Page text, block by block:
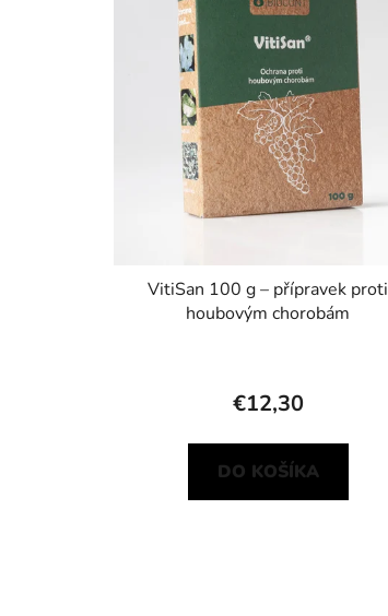
VitiSan 100 g – přípravek proti
houbovým chorobám
€12,30
DO KOŠÍKA